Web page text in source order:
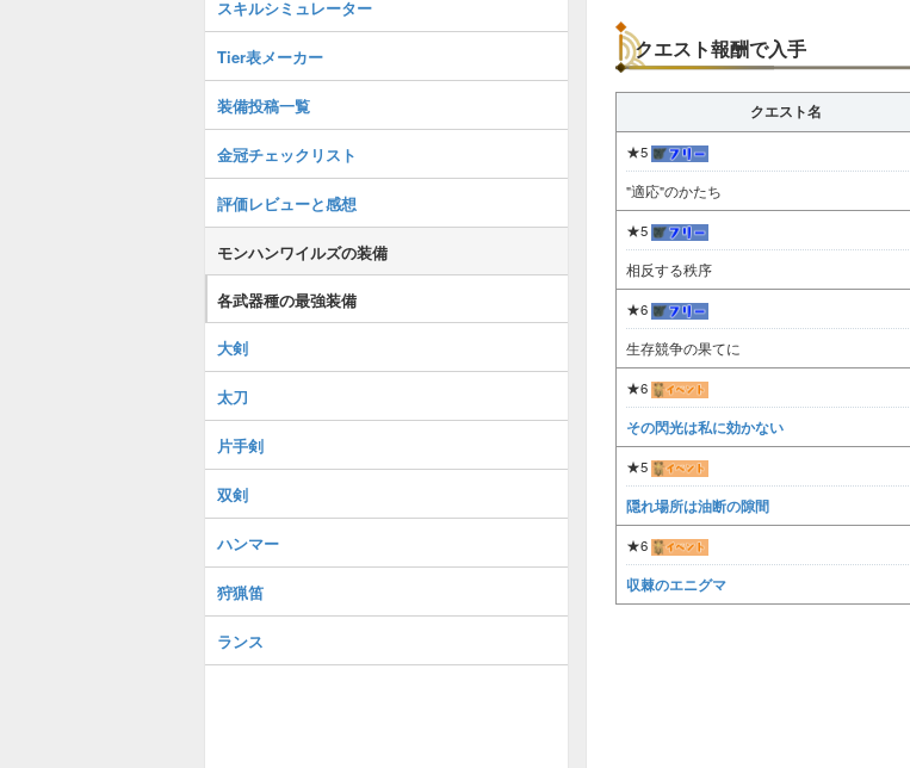
クエスト報酬で入手
クエスト名
★5
"適応"のかたち
★5
相反する秩序
★6
生存競争の果てに
★6
その閃光は私に効かない
★5
隠れ場所は油断の隙間
★6
収棘のエニグマ
スキルシミュレーター
Tier表メーカー
装備投稿一覧
金冠チェックリスト
評価レビューと感想
モンハンワイルズの装備
各武器種の最強装備
大剣
太刀
片手剣
双剣
ハンマー
狩猟笛
ランス